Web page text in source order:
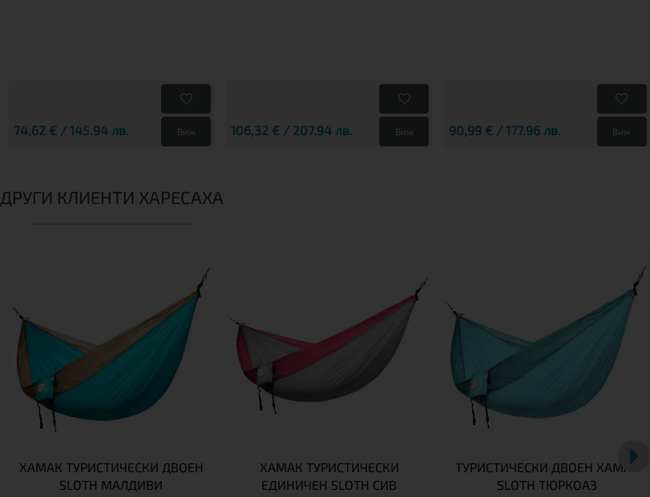
74,62 € / 145.94 лв. Виж 106,32 € / 207.94 лв. Виж 90,99 € / 177.96 лв. Виж
ДРУГИ КЛИЕНТИ ХАРЕСАХА
ХАМАК ТУРИСТИЧЕСКИ ДВОЕН
SLOTH МАЛДИВИ
ХАМАК ТУРИСТИЧЕСКИ
ЕДИНИЧЕН SLOTH СИВ
ТУРИСТИЧЕСКИ ДВОЕН ХАМАК
SLOTH ТЮРКОАЗ